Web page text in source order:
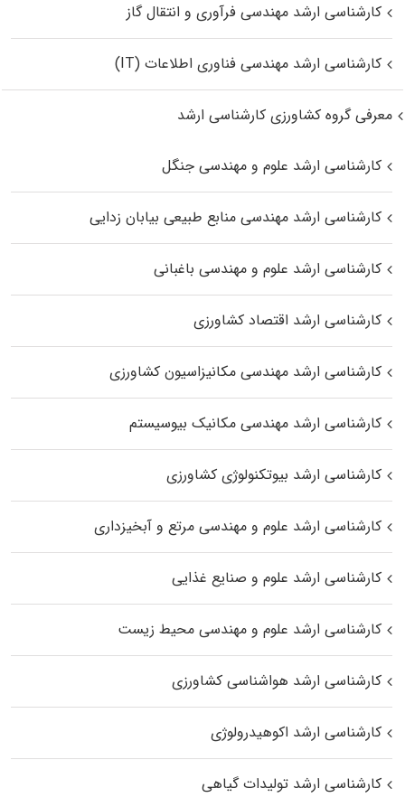
کارشناسی ارشد مهندسی فرآوری و انتقال گاز
کارشناسی ارشد مهندسی فناوری اطلاعات (IT)
معرفی گروه کشاورزی کارشناسی ارشد
کارشناسی ارشد علوم و مهندسی جنگل
کارشناسی ارشد مهندسی منابع طبیعی بیابان زدایی
کارشناسی ارشد علوم و مهندسی باغبانی
کارشناسی ارشد اقتصاد کشاورزی
کارشناسی ارشد مهندسی مکانیزاسیون کشاورزی
کارشناسی ارشد مهندسی مکانیک بیوسیستم
کارشناسی ارشد بیوتکنولوژی کشاورزی
کارشناسی ارشد علوم و مهندسی مرتع و آبخیزداری
کارشناسی ارشد علوم و صنایع غذایی
کارشناسی ارشد علوم و مهندسی محیط زیست
کارشناسی ارشد هواشناسی کشاورزی
کارشناسی ارشد اکوهیدرولوژی
کارشناسی ارشد تولیدات گیاهی